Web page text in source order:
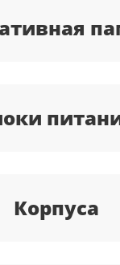
Корпуса